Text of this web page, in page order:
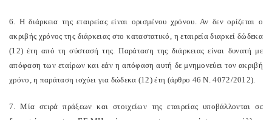
6. Η διάρκεια της εταιρείας είναι ορισμένου χρόνου. Αν δεν ορίζεται ο
ακριβής χρόνος της διάρκειας στο καταστατικό, η εταιρεία διαρκεί δώδεκα
(12) έτη από τη σύστασή της. Παράταση της διάρκειας είναι δυνατή με
απόφαση των εταίρων και εάν η απόφαση αυτή δε μνημονεύει τον ακριβή
χρόνο, η παράταση ισχύει για δώδεκα (12) έτη (άρθρο 46 Ν. 4072/2012).
7. Μία σειρά πράξεων και στοιχείων της εταιρείας υποβάλλονται σε